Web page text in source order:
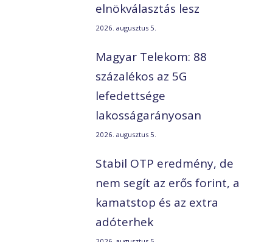
elnökválasztás lesz
2026. augusztus 5.
Magyar Telekom: 88
százalékos az 5G
lefedettsége
lakosságarányosan
2026. augusztus 5.
Stabil OTP eredmény, de
nem segít az erős forint, a
kamatstop és az extra
adóterhek